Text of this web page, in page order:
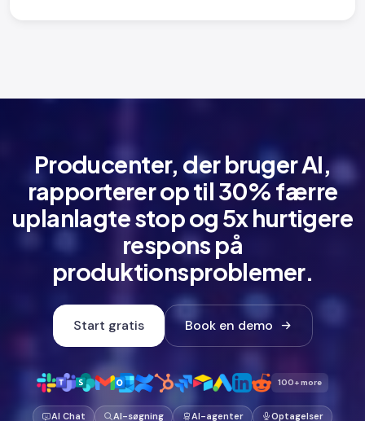
Producenter, der bruger AI,
rapporterer op til 30% færre
uplanlagte stop og 5x hurtigere
respons på
produktionsproblemer.
Start gratis Book en demo
100+ more
AI Chat AI-søgning AI-agenter Optagelser